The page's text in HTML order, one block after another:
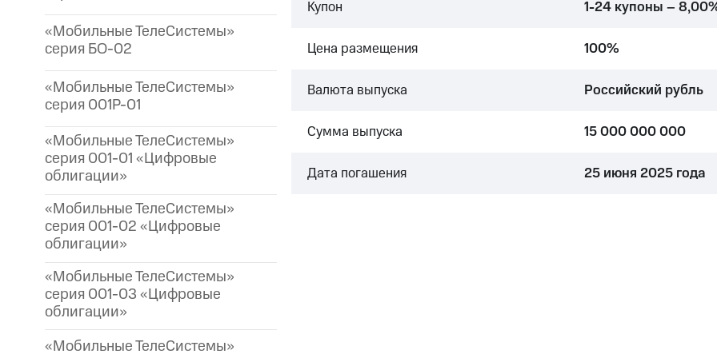
«Мобильные ТелеСистемы»
серия БО-02
«Мобильные ТелеСистемы»
серия 001P-01
«Мобильные ТелеСистемы»
серия 001-01 «Цифровые
облигации»
«Мобильные ТелеСистемы»
серия 001-02 «Цифровые
облигации»
«Мобильные ТелеСистемы»
серия 001-03 «Цифровые
облигации»
«Мобильные ТелеСистемы»
Купон 1-24 купоны –
Цена размещения 100%
Валюта выпуска Российский рубль
Сумма выпуска 15 000 000 000
Дата погашения 25 июня 2025 года